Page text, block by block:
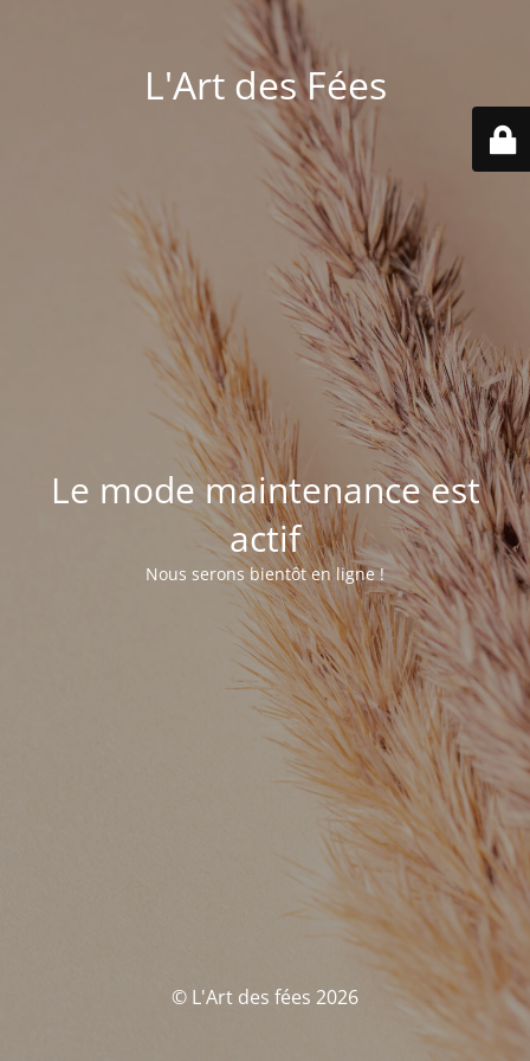
L'Art des Fées
Le mode maintenance est
actif
Nous serons bientôt en ligne !
© L'Art des fées 2026